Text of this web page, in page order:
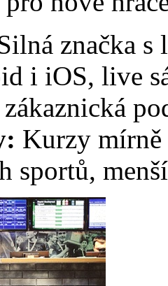
značka
i iOS, live
Kurzy mírně
sportů,